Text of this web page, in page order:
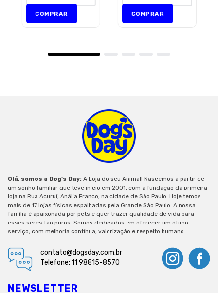
ENVIAR AVALIAÇÃO
COMPRAR COMPRAR
Olá, somos a Dog’s Day: A Loja do seu Animal! Nascemos a partir de
um sonho familiar que teve início em 2001, com a fundação da primeira
loja na Rua Acuruí, Anália Franco, na cidade de São Paulo. Hoje temos
mais de 17 lojas físicas espalhadas pela Grande São Paulo. A nossa
família é apaixonada por pets e quer trazer qualidade de vida para
esses seres tão puros. Somos dedicados em oferecer um ótimo
serviço, com melhoria contínua, valorização e respeito humano.
contato@dogsday.com.br
Telefone: 11 98815-8570
NEWSLETTER